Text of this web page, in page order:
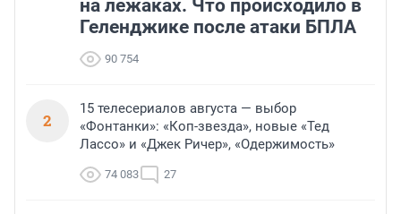
на лежаках. Что происходило в
Геленджике после атаки БПЛА
90 754
2
15 телесериалов августа — выбор
«Фонтанки»: «Коп-звезда», новые «Тед
Лассо» и «Джек Ричер», «Одержимость»
74 083 27